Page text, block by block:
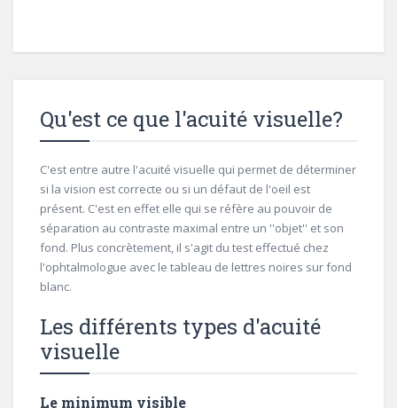
Qu'est ce que l'acuité visuelle?
C'est entre autre l'acuité visuelle qui permet de déterminer
si la vision est correcte ou si un défaut de l'oeil est
présent. C'est en effet elle qui se réfère au pouvoir de
séparation au contraste maximal entre un ''objet'' et son
fond. Plus concrètement, il s'agit du test effectué chez
l'ophtalmologue avec le tableau de lettres noires sur fond
blanc.
Les différents types d'acuité
visuelle
Le minimum visible